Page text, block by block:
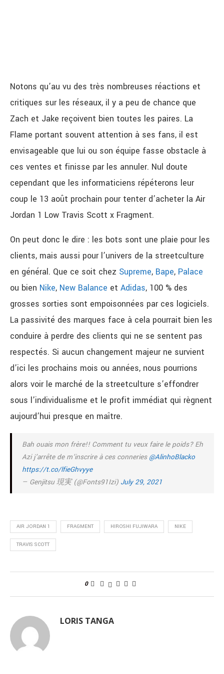
Notons qu’au vu des très nombreuses réactions et
critiques sur les réseaux, il y a peu de chance que
Zach et Jake reçoivent bien toutes les paires. La
Flame portant souvent attention à ses fans, il est
envisageable que lui ou son équipe fasse obstacle à
ces ventes et finisse par les annuler. Nul doute
cependant que les informaticiens répéterons leur
coup le 13 août prochain pour tenter d’acheter la Air
Jordan 1 Low Travis Scott x Fragment.
On peut donc le dire : les bots sont une plaie pour les
clients, mais aussi pour l’univers de la streetculture
en général. Que ce soit chez Supreme, Bape, Palace
ou bien Nike, New Balance et Adidas, 100 % des
grosses sorties sont empoisonnées par ces logiciels.
La passivité des marques face à cela pourrait bien les
conduire à perdre des clients qui ne se sentent pas
respectés. Si aucun changement majeur ne survient
d’ici les prochains mois ou années, nous pourrions
alors voir le marché de la streetculture s’effondrer
sous l’individualisme et le profit immédiat qui règnent
aujourd’hui presque en maître.
Bah ouais mon frère!! Comment tu veux faire le poids? Eh
Azi j’arrête de m’inscrire à ces conneries @AlinhoBlacko
https://t.co/lfieGhvyye
— Genjitsu 現実 (@Fonts91Izi) July 29, 2021
AIR JORDAN 1 FRAGMENT HIROSHI FUJIWARA NIKE
TRAVIS SCOTT
0
LORIS TANGA